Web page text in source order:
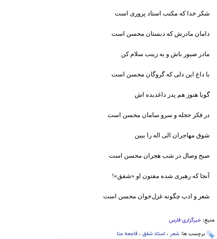
شکر خدا که مکتب استاد پروری است
دامان مادرش که دبستان محسن است
مادر صبور باش و به زینب سلام کن
با داغ این دلی که گروگان محسن است
گویا هنوز هم پدر داغدیده اش
در فکر حجله و سرو سامان محسن است
شوق مهاجران الی اله را ببین
صبح وصال در شب هجران محسن است
آنجا که رهبری شده مفتون او «شفق»!
شعر و ادب چگونه غزل‌خوان محسن است
منبع: خبرگزاری فارس
برچسب ها: شعر ، استاد شفق ، فاجعه منا